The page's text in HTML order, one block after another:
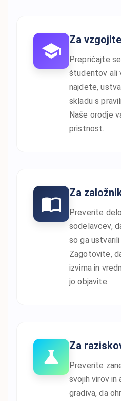
Za
Prepričajte
študentov ali
najdete,
skladu s
Naše orodje
pristnost.
Za
Preverite
sodelavcev,
so ga
Zagotovite,
izvirna in
jo objavite.
Za
Preverite
svojih virov in
gradiva, da